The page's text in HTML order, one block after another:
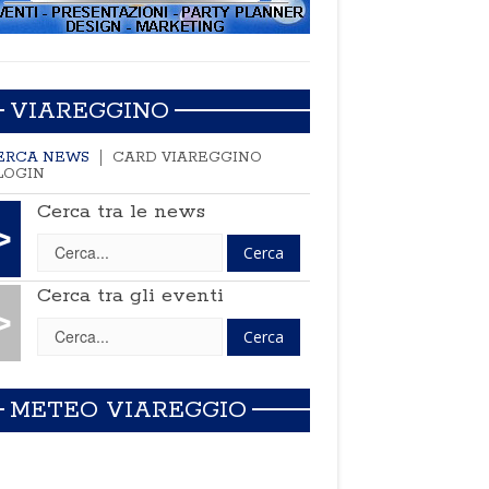
VIAREGGINO
NEWS
CARD VIAREGGINO
Cerca tra le news
Cerca tra gli eventi
METEO VIAREGGIO